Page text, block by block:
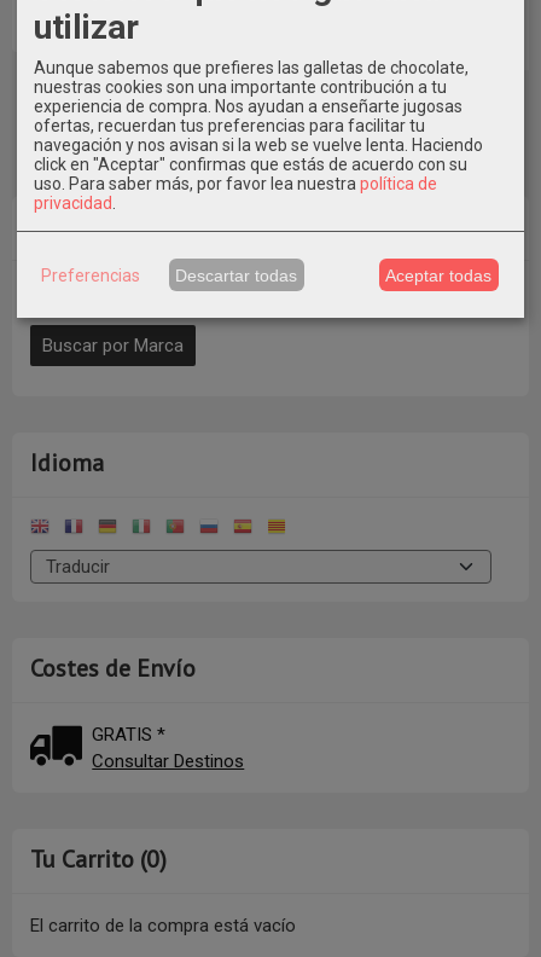
Marcas
Idioma
Costes de Envío
GRATIS *
Consultar Destinos
Tu Carrito (0)
El carrito de la compra está vacío
74,95 €
utilizar
Aunque sabemos que prefieres las galletas de chocolate,
nuestras cookies son una importante contribución a tu
experiencia de compra. Nos ayudan a enseñarte jugosas
ofertas, recuerdan tus preferencias para facilitar tu
navegación y nos avisan si la web se vuelve lenta. Haciendo
click en "Aceptar" confirmas que estás de acuerdo con su
uso. Para saber más, por favor lea nuestra política de
privacidad
Preferencias Descartar todas Aceptar todas